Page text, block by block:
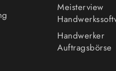
Meisterview
Handwerker
Auftragsbörse